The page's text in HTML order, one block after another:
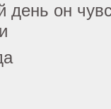
день он